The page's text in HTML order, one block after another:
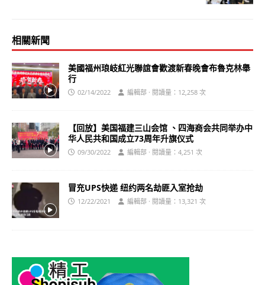
相關新聞
美國福州琅岐紅光聯誼會歡渡新春晚會布魯克林舉
行
02/14/2022 編輯部 · 閱讀量：12,258 次
【回放】美国福建三山会馆 、四海商会共同举办中
华人民共和国成立73周年升旗仪式
09/30/2022 編輯部 · 閱讀量：4,251 次
冒充UPS快递 纽约两名劫匪入室抢劫
12/22/2021 編輯部 · 閱讀量：13,321 次